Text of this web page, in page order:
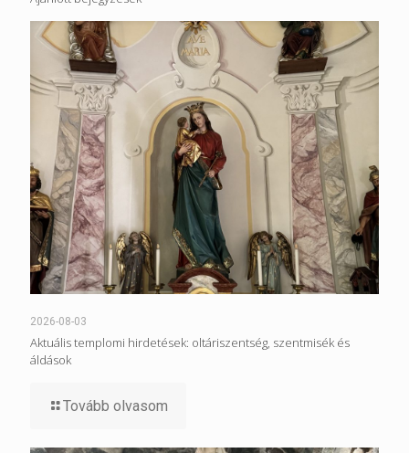
2026-08-03
Aktuális templomi hirdetések: oltáriszentség, szentmisék és
áldások
Tovább olvasom